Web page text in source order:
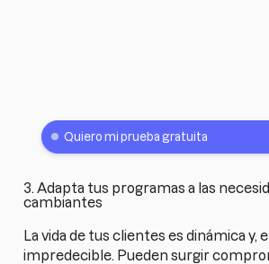
Quiero mi prueba gratuita
3. Adapta tus programas a las
cambiantes
La vida de tus clientes es dinámica y,
impredecible. Pueden surgir